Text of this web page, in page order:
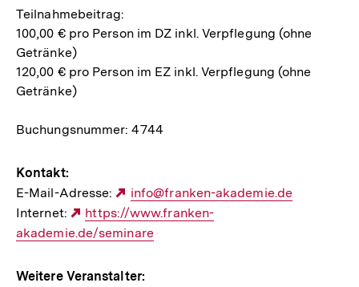
Teilnahmebeitrag:
100,00 € pro Person im DZ inkl. Verpflegung (ohne
Getränke)
120,00 € pro Person im EZ inkl. Verpflegung (ohne
Getränke)
Buchungsnummer: 4744
Kontakt:
E-Mail-Adresse:
Externer
Link:
info@franken-akademie.de
Internet:
Externer
Link:
https://www.franken-
akademie.de/seminare
Weitere Veranstalter: